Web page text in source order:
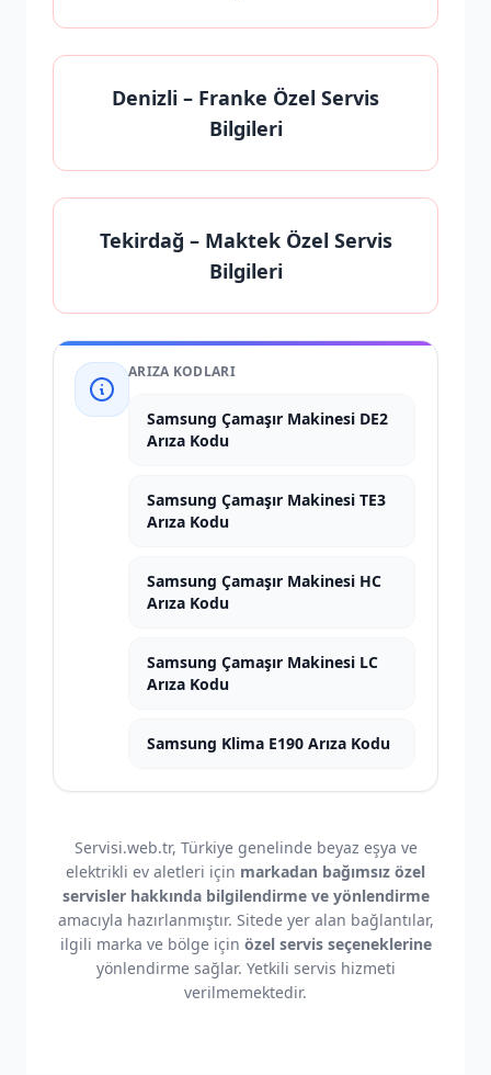
Denizli – Franke Özel Servis
Bilgileri
Tekirdağ – Maktek Özel Servis
Bilgileri
ARIZA KODLARI
Samsung Çamaşır Makinesi DE2
Arıza Kodu
Samsung Çamaşır Makinesi TE3
Arıza Kodu
Samsung Çamaşır Makinesi HC
Arıza Kodu
Samsung Çamaşır Makinesi LC
Arıza Kodu
Samsung Klima E190 Arıza Kodu
Servisi.web.tr, Türkiye genelinde beyaz eşya ve
elektrikli ev aletleri için markadan bağımsız özel
servisler hakkında bilgilendirme ve yönlendirme
amacıyla hazırlanmıştır. Sitede yer alan bağlantılar,
ilgili marka ve bölge için özel servis seçeneklerine
yönlendirme sağlar. Yetkili servis hizmeti
verilmemektedir.